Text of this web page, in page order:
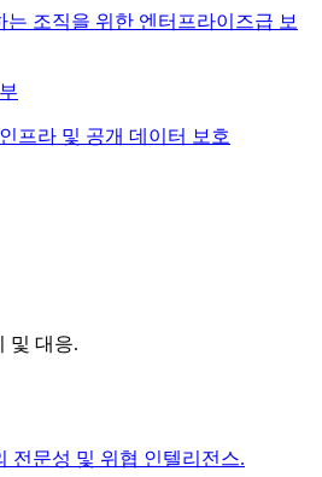
는 조직을 위한 엔터프라이즈급 보
프라 및 공개 데이터 보호
및 대응.
전문성 및 위협 인텔리전스.